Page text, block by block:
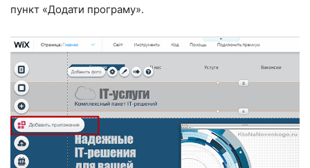
пункт «Додати програму».